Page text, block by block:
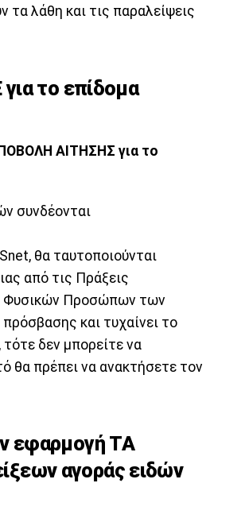
τα λάθη και τις παραλείψεις
το επίδομα
ΑΙΤΗΣΗΣ για το
συνδέονται
θα ταυτοποιούνται
από τις Πράξεις
Φυσικών Προσώπων των
και τυχαίνει το
δεν μπορείτε να
θα πρέπει να ανακτήσετε τον
εφαρμογή ΤΑ
αγοράς ειδών